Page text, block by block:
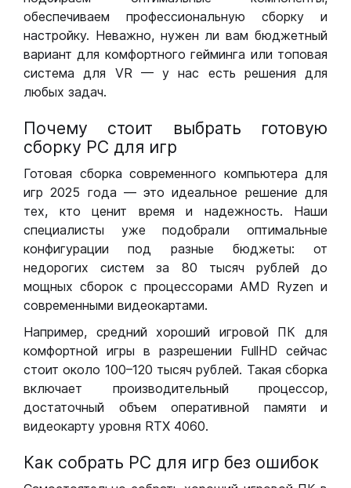
обеспечиваем профессиональную сборку и
настройку. Неважно, нужен ли вам бюджетный
вариант для комфортного гейминга или топовая
система для VR — у нас есть решения для
любых задач.
Почему стоит выбрать готовую
сборку РС для игр
Готовая сборка современного компьютера для
игр 2025 года — это идеальное решение для
тех, кто ценит время и надежность. Наши
специалисты уже подобрали оптимальные
конфигурации под разные бюджеты: от
недорогих систем за 80 тысяч рублей до
мощных сборок с процессорами AMD Ryzen и
современными видеокартами.
Например, средний хороший игровой ПК для
комфортной игры в разрешении FullHD сейчас
стоит около 100–120 тысяч рублей. Такая сборка
включает производительный процессор,
достаточный объем оперативной памяти и
видеокарту уровня RTX 4060.
Как собрать РС для игр без ошибок